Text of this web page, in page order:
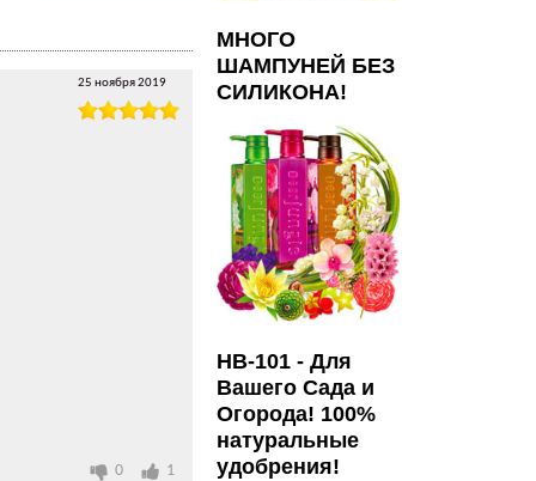
25 ноября 2019
0 1
МНОГО
ШАМПУНЕЙ БЕЗ
СИЛИКОНА!
HB-101 - Для
Вашего Сада и
Огорода! 100%
натуральные
удобрения!